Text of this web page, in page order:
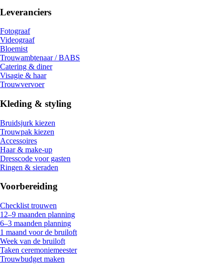
Leveranciers
Fotograaf
Videograaf
Bloemist
Trouwambtenaar / BABS
Catering & diner
Visagie & haar
Trouwvervoer
Kleding & styling
Bruidsjurk kiezen
Trouwpak kiezen
Accessoires
Haar & make-up
Dresscode voor gasten
Ringen & sieraden
Voorbereiding
Checklist trouwen
12–9 maanden planning
6–3 maanden planning
1 maand voor de bruiloft
Week van de bruiloft
Taken ceremoniemeester
Trouwbudget maken